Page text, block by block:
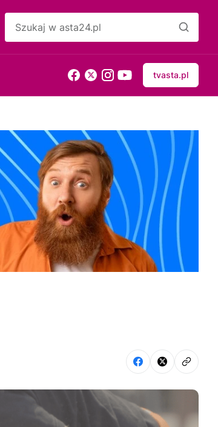
tvasta.pl